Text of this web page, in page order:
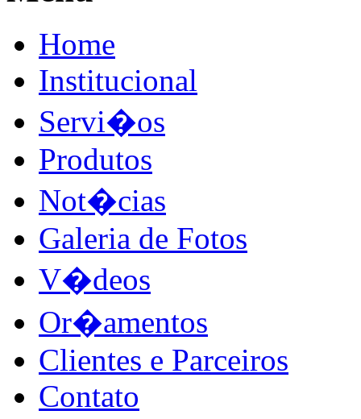
Home
Institucional
Servi�os
Produtos
Not�cias
Galeria de Fotos
V�deos
Or�amentos
Clientes e Parceiros
Contato